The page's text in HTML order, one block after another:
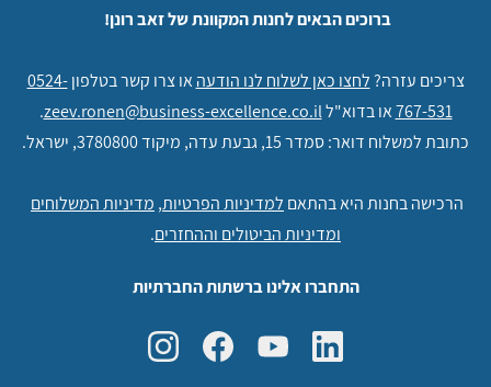
ברוכים הבאים לחנות המקוונת של זאב רונן!
צריכים עזרה?לחצו כאן לשלוח לנו הודעה או צרו קשר בטלפון0524-
767-531או בדוא"לzeev.ronen@business-excellence.co.il
.
כתובת למשלוח דואר: סמדר 15, גבעת עדה, מיקוד 3780800, ישראל.
הרכישה בחנות היא בהתאם למדיניות הפרטיות, מדיניות המשלוחים
ומדיניות הביטולים וההחזרים.
התחברו אלינו ברשתות החברתיות